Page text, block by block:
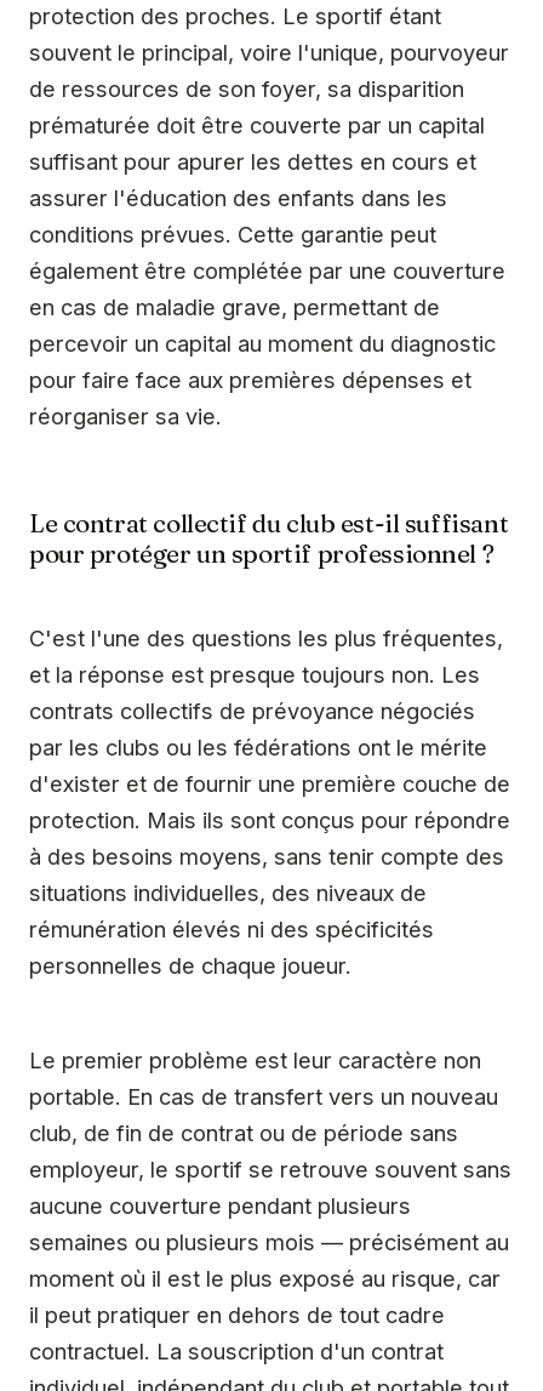
protection des proches. Le sportif étant
souvent le principal, voire l'unique, pourvoyeur
de ressources de son foyer, sa disparition
prématurée doit être couverte par un capital
suffisant pour apurer les dettes en cours et
assurer l'éducation des enfants dans les
conditions prévues. Cette garantie peut
également être complétée par une couverture
en cas de maladie grave, permettant de
percevoir un capital au moment du diagnostic
pour faire face aux premières dépenses et
réorganiser sa vie.
Le contrat collectif du club est-il suffisant
pour protéger un sportif professionnel ?
C'est l'une des questions les plus fréquentes,
et la réponse est presque toujours non. Les
contrats collectifs de prévoyance négociés
par les clubs ou les fédérations ont le mérite
d'exister et de fournir une première couche de
protection. Mais ils sont conçus pour répondre
à des besoins moyens, sans tenir compte des
situations individuelles, des niveaux de
rémunération élevés ni des spécificités
personnelles de chaque joueur.
Le premier problème est leur caractère non
portable. En cas de transfert vers un nouveau
club, de fin de contrat ou de période sans
employeur, le sportif se retrouve souvent sans
aucune couverture pendant plusieurs
semaines ou plusieurs mois — précisément au
moment où il est le plus exposé au risque, car
il peut pratiquer en dehors de tout cadre
contractuel. La souscription d'un contrat